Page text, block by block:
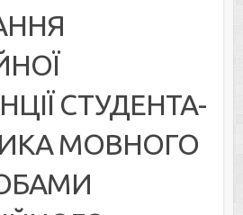
СТУДЕНТА-
МОВНОГО